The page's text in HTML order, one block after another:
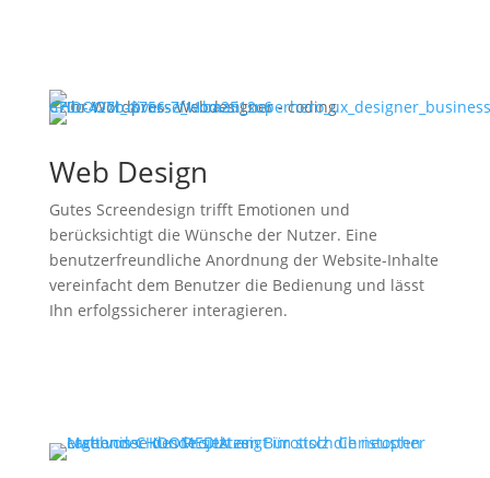
Web Design
Gutes Screendesign trifft Emotionen und
berücksichtigt die Wünsche der Nutzer. Eine
benutzerfreundliche Anordnung der Website-Inhalte
vereinfacht dem Benutzer die Bedienung und lässt
Ihn erfolgssicherer interagieren.